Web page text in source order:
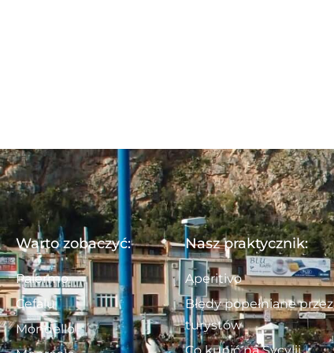
Warto zobaczyć:
Palermo
Cefalu
Mondello
Nasz praktycznik:
Aperitivo
Błędy popełniane przez
turystów